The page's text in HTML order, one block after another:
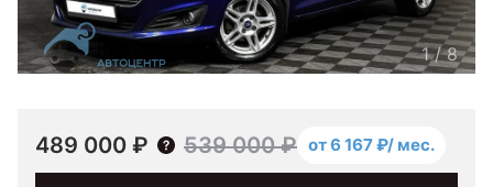
1/8
489 000 ₽ 539 000 ₽ от 6 167 ₽/ мес.